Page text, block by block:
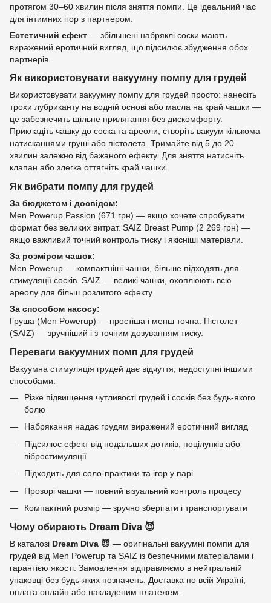
протягом 30–60 хвилин після зняття помпи. Це ідеальний час
для інтимних ігор з партнером.
Естетичний ефект — збільшені набряклі соски мають
виражений еротичний вигляд, що підсилює збудження обох
партнерів.
Як використовувати вакуумну помпу для грудей
Використовувати вакуумну помпу для грудей просто: нанесіть
трохи лубриканту на водній основі або масла на край чашки —
це забезпечить щільне прилягання без дискомфорту.
Прикладіть чашку до соска та ареоли, створіть вакуум кількома
натисканнями груші або пістолета. Тримайте від 5 до 20
хвилин залежно від бажаного ефекту. Для зняття натисніть
клапан або злегка оттягніть край чашки.
Як вибрати помпу для грудей
За бюджетом і досвідом:
Men Powerup Passion (671 грн) — якщо хочете спробувати
формат без великих витрат. SAIZ Breast Pump (2 269 грн) —
якщо важливий точний контроль тиску і якісніші матеріали.
За розміром чашок:
Men Powerup — компактніші чашки, більше підходять для
стимуляції сосків. SAIZ — великі чашки, охоплюють всю
ареолу для більш розлитого ефекту.
За способом насосу:
Груша (Men Powerup) — простіша і менш точна. Пістолет
(SAIZ) — зручніший і з точним дозуванням тиску.
Переваги вакуумних помп для грудей
Вакуумна стимуляція грудей дає відчуття, недоступні іншими
способами:
Різке підвищення чутливості грудей і сосків без будь-якого
болю
Набрякання надає грудям виражений еротичний вигляд
Підсилює ефект від подальших дотиків, поцілунків або
вібростимуляції
Підходить для соло-практики та ігор у парі
Прозорі чашки — повний візуальний контроль процесу
Компактний розмір — зручно зберігати і транспортувати
Чому обирають Dream Diva 😈
В каталозі Dream Diva 😈 — оригінальні вакуумні помпи для
грудей від Men Powerup та SAIZ із безпечними матеріалами і
гарантією якості. Замовлення відправляємо в нейтральній
упаковці без будь-яких позначень. Доставка по всій Україні,
оплата онлайн або накладеним платежем.